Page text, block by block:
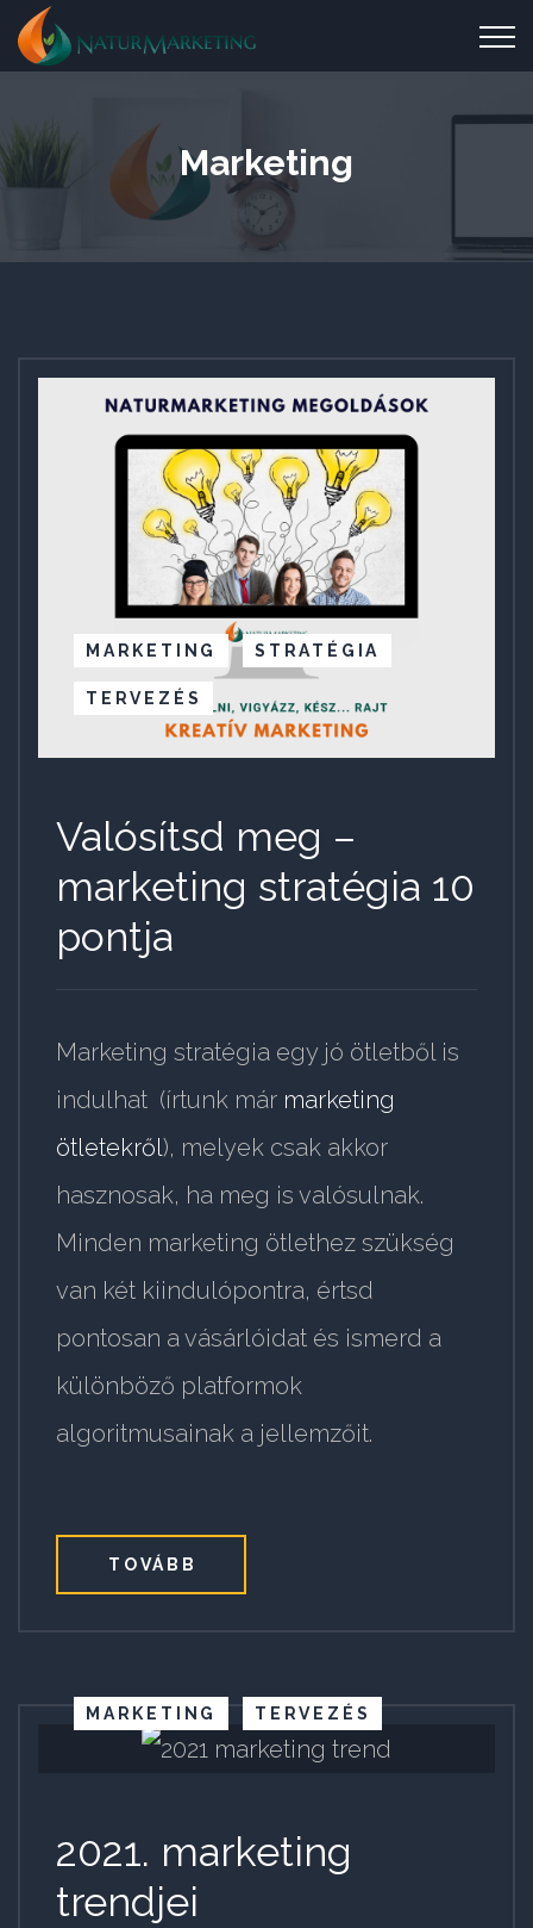
Marketing
MARKETING STRATÉGIA
TERVEZÉS
Valósítsd meg –
marketing stratégia 10
pontja
Marketing stratégia egy jó ötletből is
indulhat (írtunk már marketing
ötletekről), melyek csak akkor
hasznosak, ha meg is valósulnak.
Minden marketing ötlethez szükség
van két kiindulópontra, értsd
pontosan a vásárlóidat és ismerd a
különböző platformok
algoritmusainak a jellemzőit.
TOVÁBB
MARKETING TERVEZÉS
2021. marketing
trendjei